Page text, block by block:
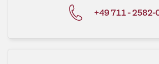
+49 711 - 2582-